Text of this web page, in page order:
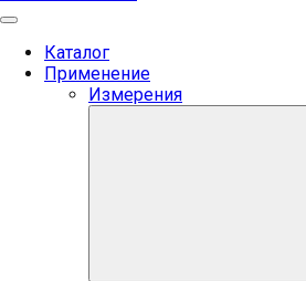
Каталог
Применение
Измерения